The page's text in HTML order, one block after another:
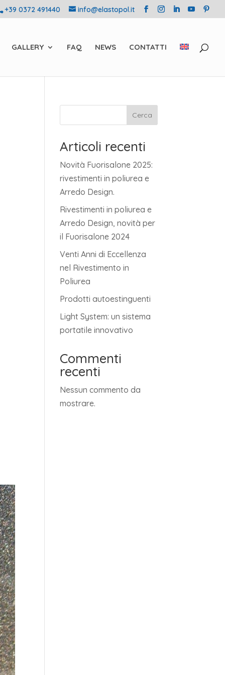
+39 0372 491440 info@elastopol.it
GALLERY FAQ NEWS CONTATTI
Cerca
Articoli recenti
Novità Fuorisalone 2025:
rivestimenti in poliurea e
Arredo Design.
Rivestimenti in poliurea e
Arredo Design, novità per
il Fuorisalone 2024
Venti Anni di Eccellenza
nel Rivestimento in
Poliurea
Prodotti autoestinguenti
Light System: un sistema
portatile innovativo
Commenti
recenti
Nessun commento da
mostrare.